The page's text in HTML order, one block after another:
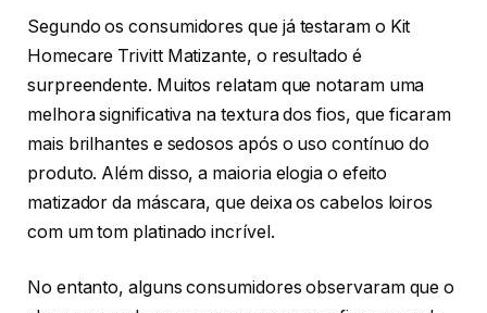
Segundo os consumidores que já testaram o Kit
Homecare Trivitt Matizante, o resultado é
surpreendente. Muitos relatam que notaram uma
melhora significativa na textura dos fios, que ficaram
mais brilhantes e sedosos após o uso contínuo do
produto. Além disso, a maioria elogia o efeito
matizador da máscara, que deixa os cabelos loiros
com um tom platinado incrível.
No entanto, alguns consumidores observaram que o